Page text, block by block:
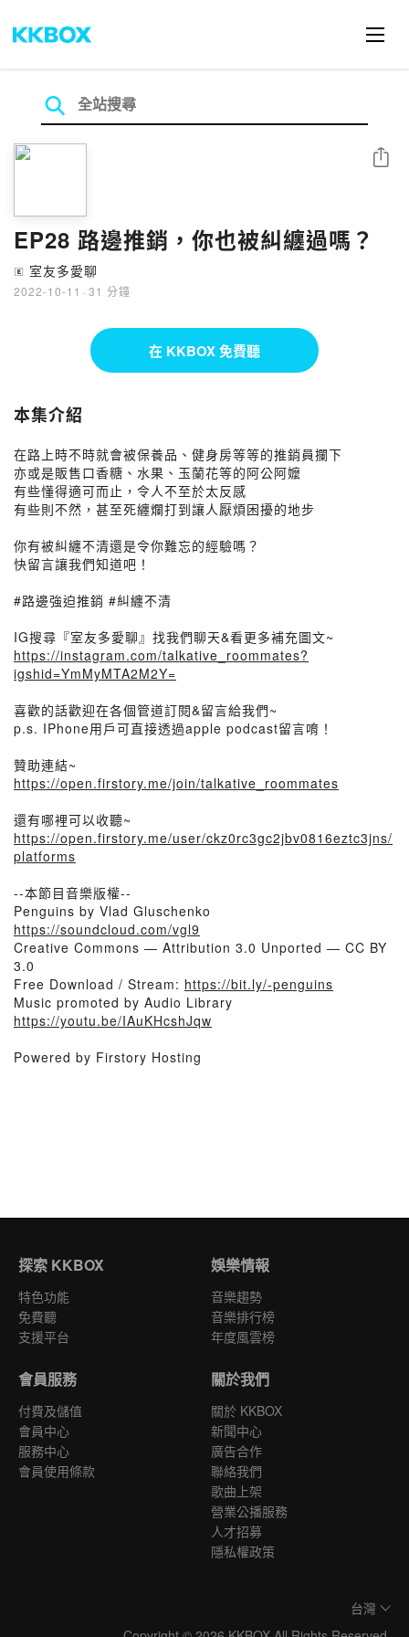
EP28 路邊推銷，你也被糾纏過嗎？
🄴 室友多愛聊
2022-10-11 · 31 分鐘
分享
在 KKBOX 免費聽
本集介紹
在路上時不時就會被保養品、健身房等等的推銷員攔下
亦或是販售口香糖、水果、玉蘭花等的阿公阿嬤
有些懂得適可而止，令人不至於太反感
有些則不然，甚至死纏爛打到讓人厭煩困擾的地步
你有被糾纏不清還是令你難忘的經驗嗎？
快留言讓我們知道吧！
#路邊強迫推銷 #糾纏不清
IG搜尋『室友多愛聊』找我們聊天&看更多補充圖文~
https://instagram.com/talkative_roommates?
igshid=YmMyMTA2M2Y=
喜歡的話歡迎在各個管道訂閱&留言給我們~
p.s. IPhone用戶可直接透過apple podcast留言唷！
贊助連結~
https://open.firstory.me/join/talkative_roommates
還有哪裡可以收聽~
https://open.firstory.me/user/ckz0rc3gc2jbv0816eztc3jns/
platforms
--本節目音樂版權--
Penguins by Vlad Gluschenko
https://soundcloud.com/vgl9
Creative Commons — Attribution 3.0 Unported — CC BY
3.0
Free Download / Stream: https://bit.ly/-penguins
Music promoted by Audio Library
https://youtu.be/IAuKHcshJqw
Powered by Firstory Hosting
探索 KKBOX
特色功能
免費聽
支援平台
娛樂情報
音樂趨勢
音樂排行榜
年度風雲榜
會員服務
付費及儲值
會員中心
服務中心
會員使用條款
關於我們
關於 KKBOX
新聞中心
廣告合作
聯絡我們
歌曲上架
營業公播服務
人才招募
隱私權政策
台灣